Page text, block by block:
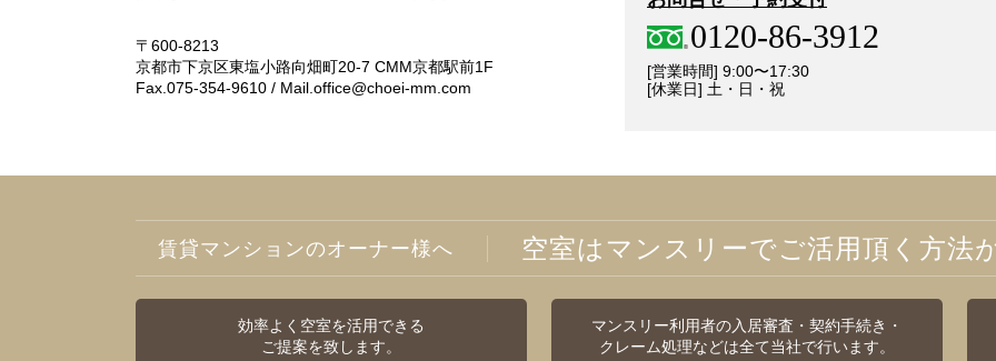
〒600-8213
京都市下京区東塩小路向畑町20-7 CMM京都駅前1F
Fax.075-354-9610 / Mail.office@choei-mm.com
0120-86-3912
[営業時間] 9:00〜17:30
[休業日] 土・日・祝
賃貸マンションのオーナー様へ 空室はマンスリーでご活用頂く方法
効率よく空室を活用できる
ご提案を致します。
マンスリー利用者の入居審査・契約手続き・
クレーム処理などは全て当社で行います。